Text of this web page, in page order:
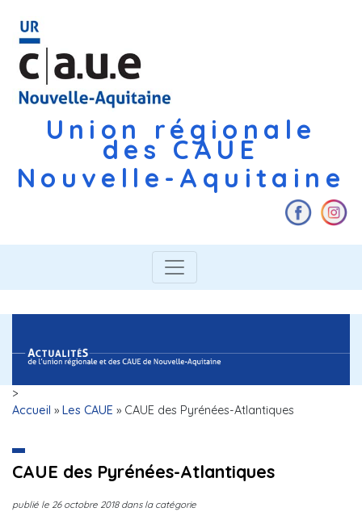
Union régionale
des CAUE
Nouvelle-Aquitaine
>
Accueil » Les CAUE » CAUE des Pyrénées-Atlantiques
CAUE des Pyrénées-Atlantiques
publié le 26 octobre 2018dans la catégorie